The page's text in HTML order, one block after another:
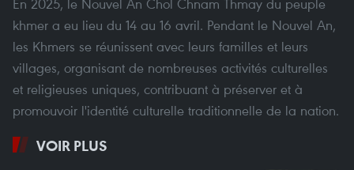
En 2025, le Nouvel An Chol Chnam Thmay du peuple
khmer a eu lieu du 14 au 16 avril. Pendant le Nouvel An,
les Khmers se réunissent avec leurs familles et leurs
villages, organisant de nombreuses activités culturelles
et religieuses uniques, contribuant à préserver et à
promouvoir l'identité culturelle traditionnelle de la nation.
VOIR PLUS